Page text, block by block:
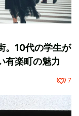
。10代の学生が
有楽町の魅力
7